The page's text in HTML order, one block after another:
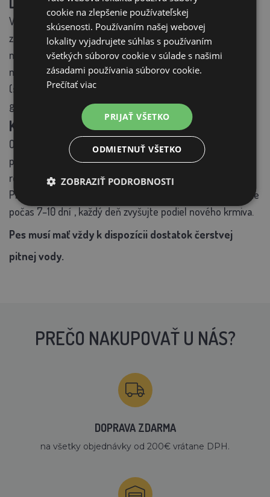
Vitamín A 15 000 IU, Vitamín D3 1 000 IU, Vitamín E 150 mg,
zinok (síran zinočnatý monohydrát) 110 mg, mangán (oxid
mangánatý) 7 mg, meď (síran meďnatý pentahydrát) 10
mg, želez jód (jodičnan vápenatý bezvodý) 2 mg, selén
(seleničitan sodný) 0,3 mg, chondroitín 270 mg,
glukosamín 200 mg.
Kŕmny návod:
Odporúčané dávkovanie je orientačné – závisí od veku,
plemena, telesnej kondície a aktivity psa. Kŕmnu dávku
rozdeľte do 1–2 porcií denne.
Pri prechode na nové krmivo
prevádzajte zmenu postupne
počas 7–10 dní , každý deň zvyšujte podiel nového krmiva.
Pes musí maťvždy k dispozícii dostatok čerstvej
pitnej vody.
PREČO NAKUPOVAŤ U NÁS?
DOPRAVA ZDARMA
na všetky objednávky od 200€ vrátane DPH.
cookie na zlepšenie používateľskej
skúsenosti. Používaním našej webovej
lokality vyjadrujete súhlas s používaním
všetkých súborov cookie v súlade s našimi
zásadami používania súborov cookie.
Prečítať viac
PRIJAŤ VŠETKO
ODMIETNUŤ VŠETKO
ZOBRAZIŤ PODROBNOSTI